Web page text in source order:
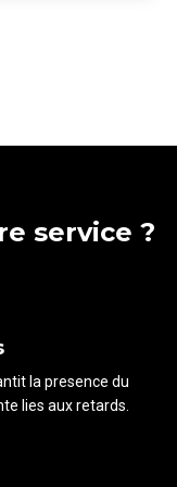
service ?
la presence du
lies aux retards.